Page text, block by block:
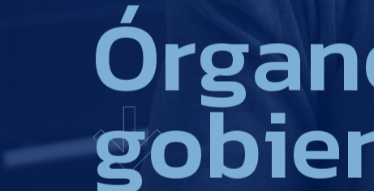
Órgan
gobie